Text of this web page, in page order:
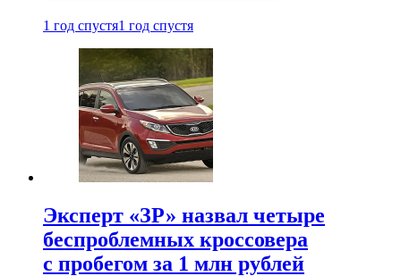
1 год спустя1 год спустя
Эксперт «ЗР» назвал четыре
беспроблемных кроссовера
с пробегом за 1 млн рублей